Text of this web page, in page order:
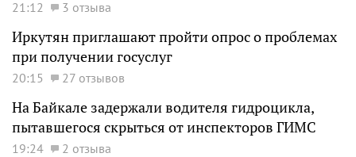
21:12 3 отзыва
Иркутян приглашают пройти опрос о проблемах
при получении госуслуг
20:15 27 отзывов
На Байкале задержали водителя гидроцикла,
пытавшегося скрыться от инспекторов ГИМС
19:24 2 отзыва